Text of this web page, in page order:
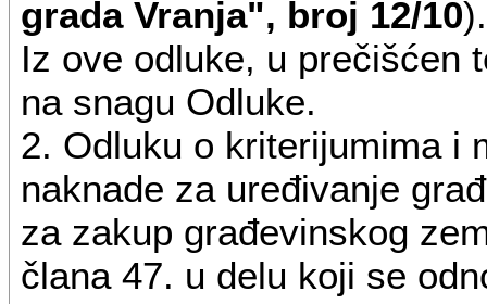
radove, izradu geodetskih,
planske i tehničke
zemljišta, raseljavanje,
druge radove.
Opremanje gradskog
izgradnju objekata
grada Vranja", broj 12/10).
Iz ove odluke, u prečišćen
na snagu Odluke.
2. Odluku o kriterijumima i
naknade za uređivanje
za zakup građevinskog
člana 47. u delu koji se